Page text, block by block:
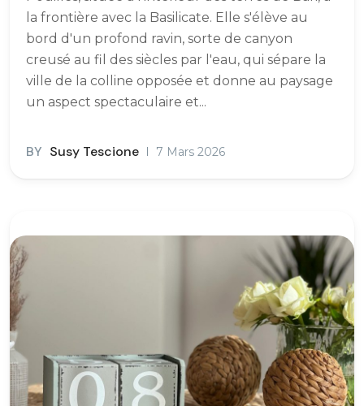
la frontière avec la Basilicate. Elle s'élève au
bord d'un profond ravin, sorte de canyon
creusé au fil des siècles par l'eau, qui sépare la
ville de la colline opposée et donne au paysage
un aspect spectaculaire et...
BY Susy Tescione 7 Mars 2026